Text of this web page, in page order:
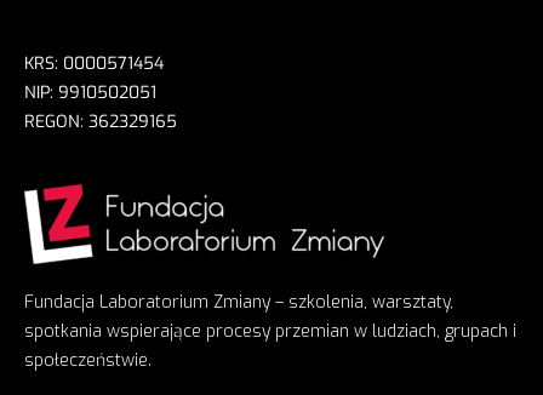
Fundacja Laboratorium Zmiany – szkolenia, warsztaty,
spotkania wspierające procesy przemian w ludziach, grupach i
społeczeństwie.
KRS: 0000571454
NIP: 9910502051
REGON: 362329165